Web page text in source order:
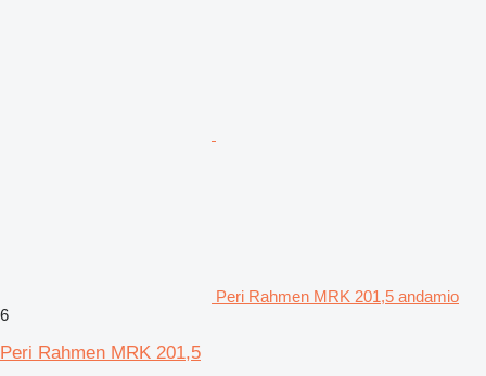
Peri Rahmen MRK 201,5 andamio
6
Peri Rahmen MRK 201,5